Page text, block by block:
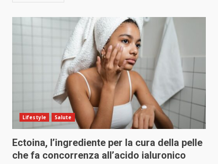
Lifestyle Salute
Ectoina, l’ingrediente per la cura della pelle
che fa concorrenza all’acido ialuronico